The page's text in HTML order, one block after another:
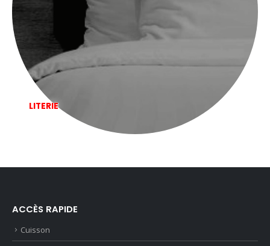
LITERIE
ACCÈS RAPIDE
Cuisson